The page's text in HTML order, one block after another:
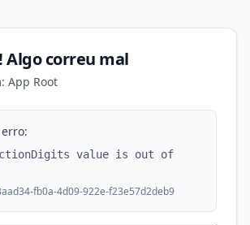
Algo correu mal
App Root
value is out of
fb0a-4d09-922e-f23e57d2deb9